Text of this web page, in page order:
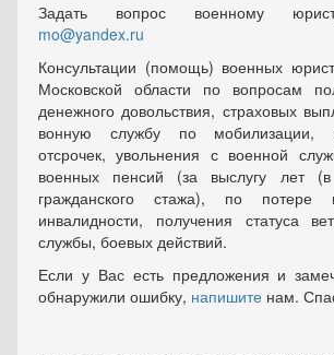
Задать вопрос военному
mo@yandex.ru
Консультации (помощь) военных
Московской области по вопросам
денежного довольствия, страховых
вонную службу по мобилизации,
отсрочек, увольнения с военной
военных пенсий (за выслугу лет
гражданского стажа), по потере
инвалидности, получения статуса
службы, боевых действий.
Если у Вас есть предложения и
обнаружили ошибку, напишите нам.